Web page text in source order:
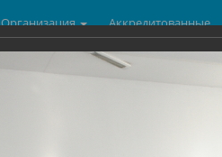
Организация
Аккредитованные
центры